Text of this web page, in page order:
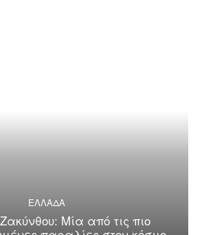
ΕΛΛΑΔΑ
Μία από τις πιο